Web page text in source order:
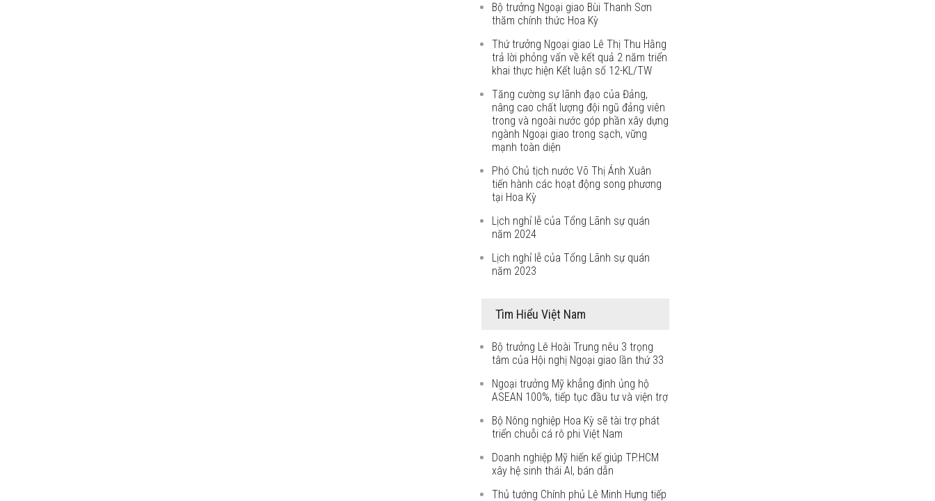
Bộ trưởng Ngoại giao Bùi Thanh Sơn
thăm chính thức Hoa Kỳ
Thứ trưởng Ngoại giao Lê Thị Thu Hằng
trả lời phỏng vấn về kết quả 2 năm triển
khai thực hiện Kết luận số 12-KL/TW
Tăng cường sự lãnh đạo của Đảng,
nâng cao chất lượng đội ngũ đảng viên
trong và ngoài nước góp phần xây dựng
ngành Ngoại giao trong sạch, vững
mạnh toàn diện
Phó Chủ tịch nước Võ Thị Ánh Xuân
tiến hành các hoạt động song phương
tại Hoa Kỳ
Lịch nghỉ lễ của Tổng Lãnh sự quán
năm 2024
Lịch nghỉ lễ của Tổng Lãnh sự quán
năm 2023
Tìm Hiểu Việt Nam
Bộ trưởng Lê Hoài Trung nêu 3 trọng
tâm của Hội nghị Ngoại giao lần thứ 33
Ngoại trưởng Mỹ khẳng định ủng hộ
ASEAN 100%, tiếp tục đầu tư và viện trợ
Bộ Nông nghiệp Hoa Kỳ sẽ tài trợ phát
triển chuỗi cá rô phi Việt Nam
Doanh nghiệp Mỹ hiến kế giúp TP.HCM
xây hệ sinh thái AI, bán dẫn
Thủ tướng Chính phủ Lê Minh Hưng tiếp